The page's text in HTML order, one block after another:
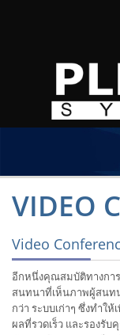
VIDEO
Video
อีกหนึ่งคุณสมบัติทางกา
สนทนาที่เห็นภาพผู้สนท
กว่า ระบบเก่าๆ ซึ่งทำใ
ผลที่รวดเร็ว และรองรับ